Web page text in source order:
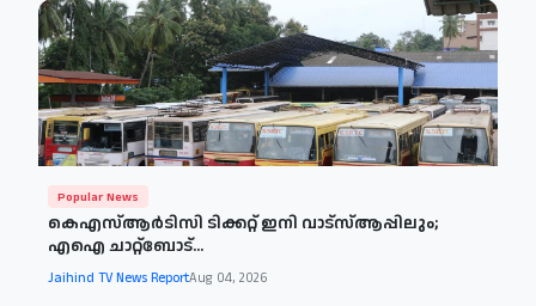
Popular News
കെഎസ്ആർടിസി ടിക്കറ്റ് ഇനി വാട്സ്ആപ്പിലും;
എഐ ചാറ്റ്ബോട്...
Jaihind TV News ReportAug 04, 2026